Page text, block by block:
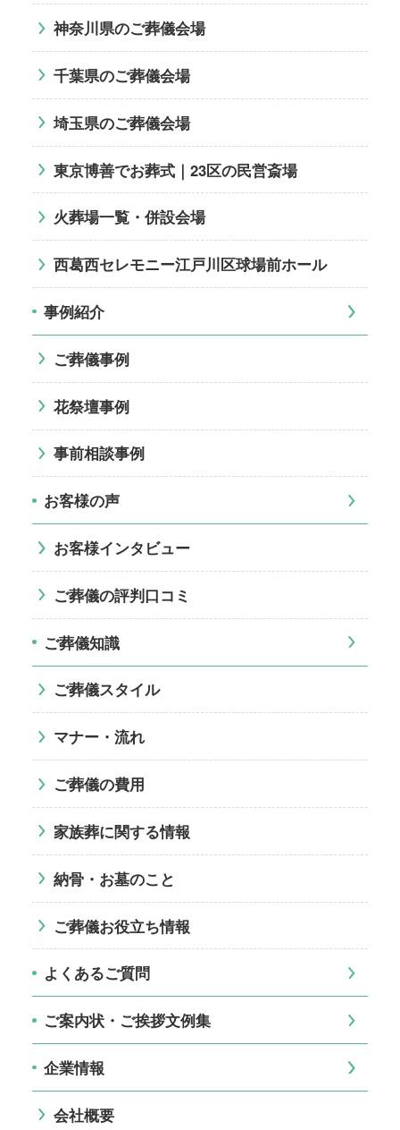
神奈川県のご葬儀会場
千葉県のご葬儀会場
埼玉県のご葬儀会場
東京博善でお葬式｜23区の民営斎場
火葬場一覧・併設会場
西葛西セレモニー江戸川区球場前ホール
事例紹介
ご葬儀事例
花祭壇事例
事前相談事例
お客様の声
お客様インタビュー
ご葬儀の評判口コミ
ご葬儀知識
ご葬儀スタイル
マナー・流れ
ご葬儀の費用
家族葬に関する情報
納骨・お墓のこと
ご葬儀お役立ち情報
よくあるご質問
ご案内状・ご挨拶文例集
企業情報
会社概要